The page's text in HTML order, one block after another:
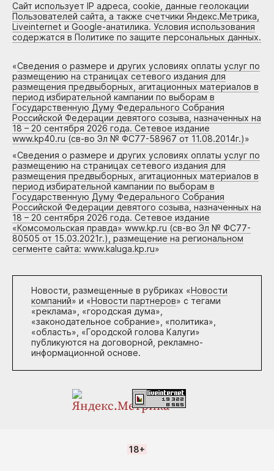
Сайт использует IP адреса, cookie, данные геолокации
Пользователей сайта, а также счетчики Яндекс.Метрика,
Liveinternet и Google-анатилика. Условия использования
содержатся в Политике по защите персональных данных.
«Сведения о размере и других условиях оплаты услуг по
размещению на страницах сетевого издания для
размещения предвыборных, агитационных материалов в
период избирательной кампании по выборам в
Государственную Думу Федерального Собрания
Российской Федерации девятого созыва, назначенных на
18 – 20 сентября 2026 года. Сетевое издание
www.kp40.ru (св-во Эл № ФС77-58967 от 11.08.2014г.)»
«Сведения о размере и других условиях оплаты услуг по
размещению на страницах сетевого издания для
размещения предвыборных, агитационных материалов в
период избирательной кампании по выборам в
Государственную Думу Федерального Собрания
Российской Федерации девятого созыва, назначенных на
18 – 20 сентября 2026 года. Сетевое издание
«Комсомольская правда» www.kp.ru (св-во Эл № ФС77-
80505 от 15.03.2021г.), размещение на региональном
сегменте сайта: www.kaluga.kp.ru»
Новости, размещенные в рубриках «Новости
компаний» и «Новости партнеров» с тегами
«реклама», «городская дума»,
«законодательное собрание», «политика»,
«область», «Городской голова Калуги»
публикуются на договорной, рекламно-
информационной основе.
18+